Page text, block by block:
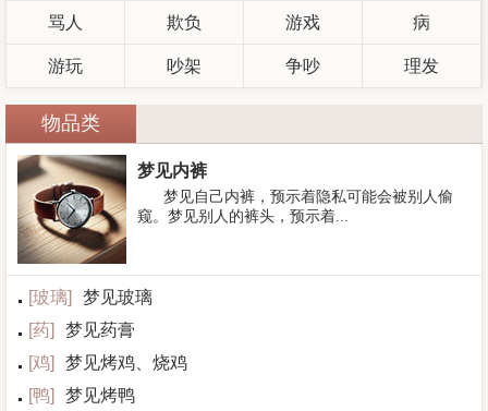
骂人 欺负 游戏 病
游玩 吵架 争吵 理发
物品类
梦见内裤
梦见自己内裤，预示着隐私可能会被别人偷
窥。梦见别人的裤头，预示着...
[玻璃]
梦见玻璃
[药]
梦见药膏
[鸡]
梦见烤鸡、烧鸡
[鸭] 梦见烤鸭